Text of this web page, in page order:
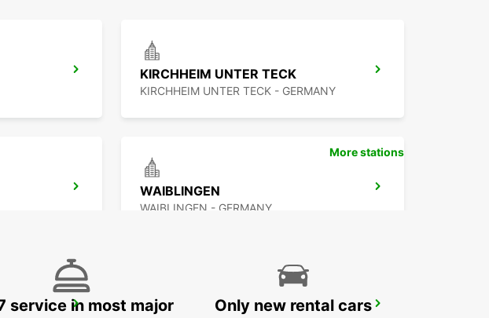
KIRCHHEIM UNTER TECK
KIRCHHEIM UNTER TECK - GERMANY
WAIBLINGEN
WAIBLINGEN - GERMANY
STUTTGART MAIN STATION
More stations
service in most major
Only new rental cars